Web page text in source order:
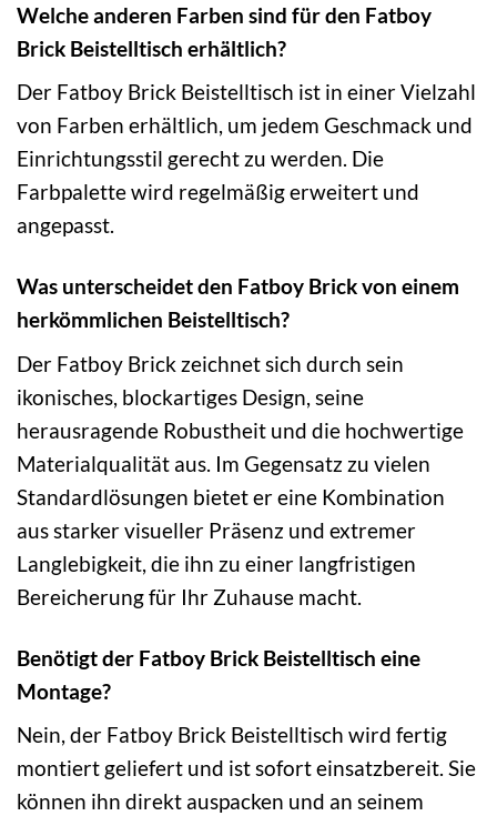
Welche anderen Farben sind für den Fatboy
Brick Beistelltisch erhältlich?
Der Fatboy Brick Beistelltisch ist in einer Vielzahl
von Farben erhältlich, um jedem Geschmack und
Einrichtungsstil gerecht zu werden. Die
Farbpalette wird regelmäßig erweitert und
angepasst.
Was unterscheidet den Fatboy Brick von einem
herkömmlichen Beistelltisch?
Der Fatboy Brick zeichnet sich durch sein
ikonisches, blockartiges Design, seine
herausragende Robustheit und die hochwertige
Materialqualität aus. Im Gegensatz zu vielen
Standardlösungen bietet er eine Kombination
aus starker visueller Präsenz und extremer
Langlebigkeit, die ihn zu einer langfristigen
Bereicherung für Ihr Zuhause macht.
Benötigt der Fatboy Brick Beistelltisch eine
Montage?
Nein, der Fatboy Brick Beistelltisch wird fertig
montiert geliefert und ist sofort einsatzbereit. Sie
können ihn direkt auspacken und an seinem